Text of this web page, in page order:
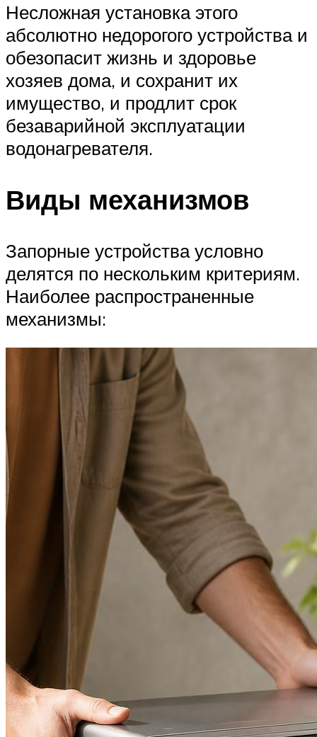
Несложная установка этого
абсолютно недорогого устройства и
обезопасит жизнь и здоровье
хозяев дома, и сохранит их
имущество, и продлит срок
безаварийной эксплуатации
водонагревателя.
Виды механизмов
Запорные устройства условно
делятся по нескольким критериям.
Наиболее распространенные
механизмы: